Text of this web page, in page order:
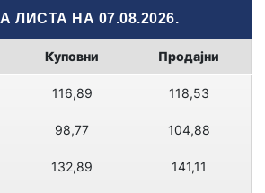
ЛИСТА НА 07.08.2026.
Куповни Продајни
116,89 118,53
98,77 104,88
132,89 141,11